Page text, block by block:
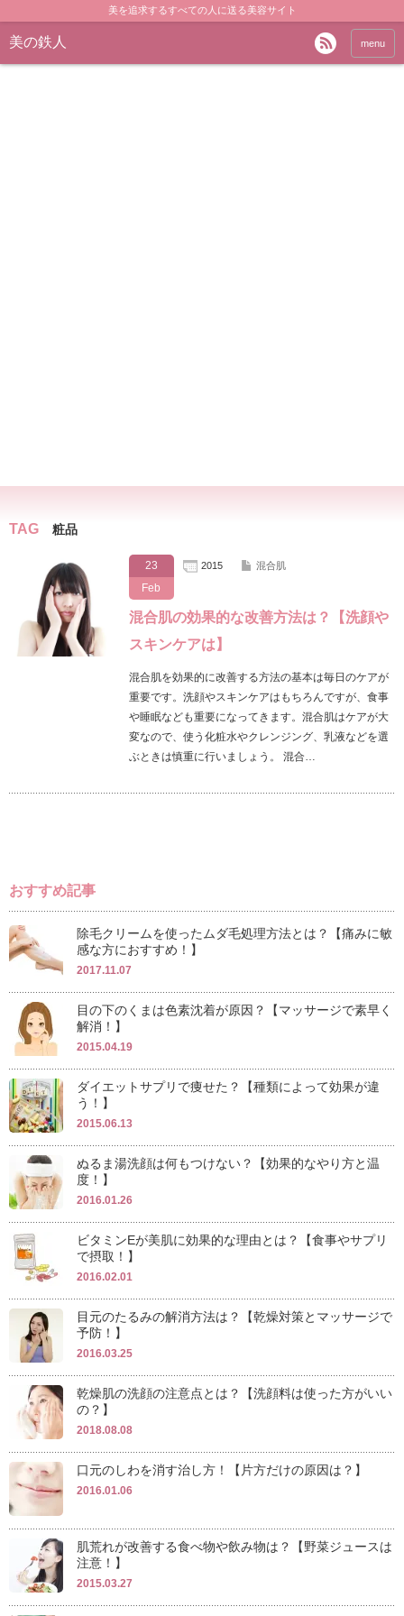
美を追求するすべての人に送る美容サイト
美の鉄人 menu
TAG 粧品
23
Feb
2015 混合肌
混合肌の効果的な改善方法は？【洗顔や
スキンケアは】
混合肌を効果的に改善する方法の基本は毎日のケアが
重要です。洗顔やスキンケアはもちろんですが、食事
や睡眠なども重要になってきます。混合肌はケアが大
変なので、使う化粧水やクレンジング、乳液などを選
ぶときは慎重に行いましょう。 混合…
おすすめ記事
除毛クリームを使ったムダ毛処理方法とは？【痛みに敏
感な方におすすめ！】
2017.11.07
目の下のくまは色素沈着が原因？【マッサージで素早く
解消！】
2015.04.19
ダイエットサプリで痩せた？【種類によって効果が違
う！】
2015.06.13
ぬるま湯洗顔は何もつけない？【効果的なやり方と温
度！】
2016.01.26
ビタミンEが美肌に効果的な理由とは？【食事やサプリ
で摂取！】
2016.02.01
目元のたるみの解消方法は？【乾燥対策とマッサージで
予防！】
2016.03.25
乾燥肌の洗顔の注意点とは？【洗顔料は使った方がいい
の？】
2018.08.08
口元のしわを消す治し方！【片方だけの原因は？】
2016.01.06
肌荒れが改善する食べ物や飲み物は？【野菜ジュースは
注意！】
2015.03.27